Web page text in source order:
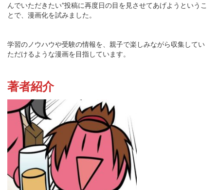
んでいただきたい”投稿に再度日の目を見させてあげようというこ
とで、漫画化を試みました。
学習のノウハウや受験の情報を、親子で楽しみながら収集してい
ただけるような漫画を目指しています。
著者紹介